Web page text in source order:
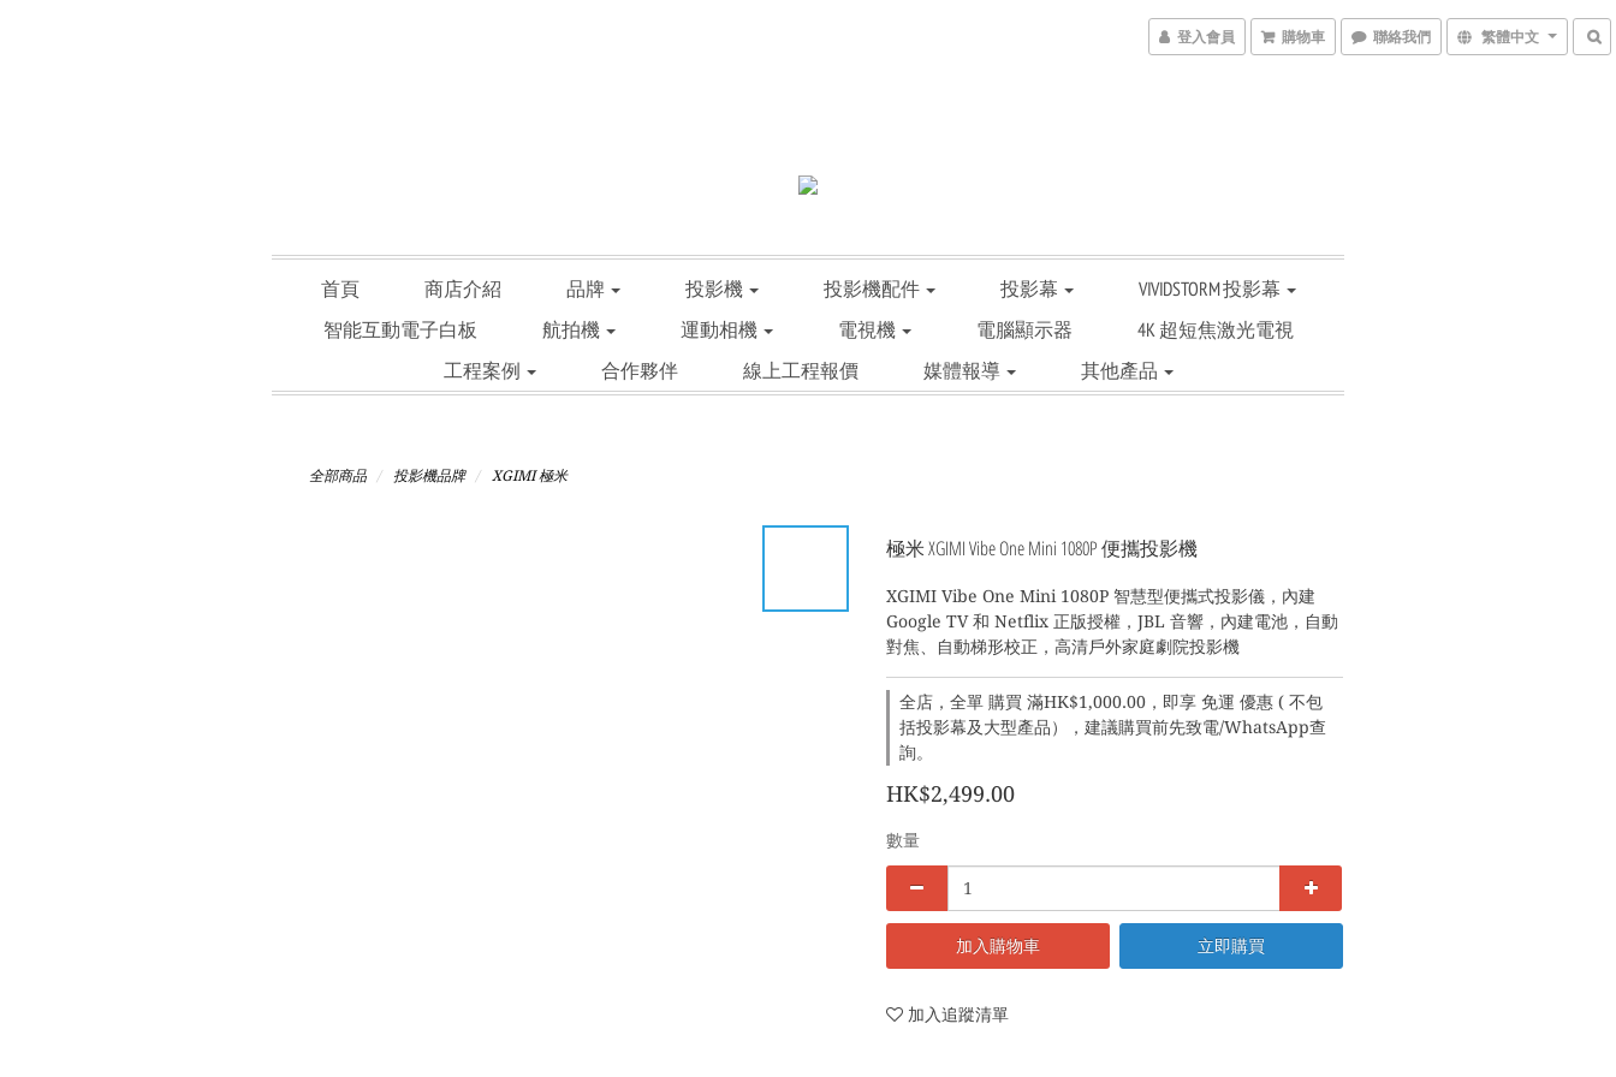
登入會員 購物車 聯絡我們 繁體中文
首頁 商店介紹 品牌 投影機 投影機配件 投影幕
VIVIDSTORM 投影幕
智能互動電子白板
航拍機 運動相機 電視機 電腦顯示器
4K 超短焦激光電視
工程案例
合作夥伴 線上工程報價 媒體報導 其他產品
全部商品 投影機品牌 XGIMI 極米
極米 XGIMI Vibe One Mini 1080P 便攜投影機
XGIMI Vibe One Mini 1080P 智慧型便攜式投影儀，內建
Google TV 和 Netflix 正版授權，JBL 音響，內建電池，自動
對焦​​、自動梯形校正，高清戶外家庭劇院投影機
全店，全單 購買 滿HK$1,000.00，即享 免運 優惠 ( 不包
括投影幕及大型產品），建議購買前先致電/WhatsApp查
詢。
HK$2,499.00
數量
加入購物車 立即購買
加入追蹤清單